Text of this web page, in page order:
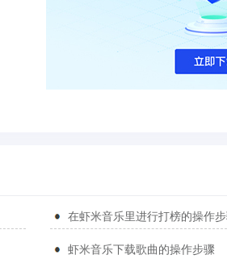
在虾米音乐里进行打榜的操作
虾米音乐下载歌曲的操作步骤